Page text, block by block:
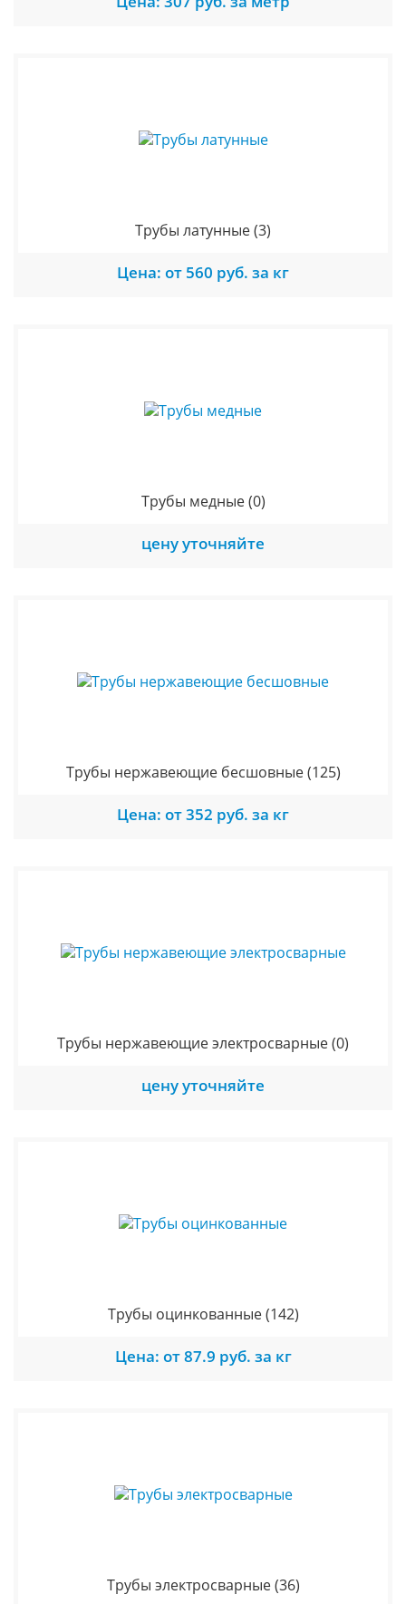
Трубы латунные(3)
Цена: от 560 руб. за кг
Трубы медные(0)
цену уточняйте
Трубы нержавеющие бесшовные(125)
Цена: от 352 руб. за кг
Трубы нержавеющие электросварные(0)
цену уточняйте
Трубы оцинкованные(142)
Цена: от 87.9 руб. за кг
Трубы электросварные(36)